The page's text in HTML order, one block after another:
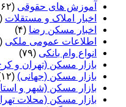
آموزش های حقوقی (۱۶۲)
اخبار املاک و مستقلات (۶۳)
اخبار مسکن رضا (۴)
اطلاعات عمومی ملکی (۱۶۲)
انواع وام بانکی (۷۹)
بازار مسکن (تهران و
بازار مسکن (جهانی) (۱۲)
بازار مسکن (شهر و
بازار مسکن (محلات